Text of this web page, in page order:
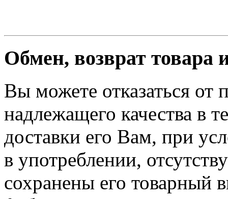
Обмен, возврат товара
Вы можете отказаться от
надлежащего качества в
доставки его Вам, при
в употреблении,
сохранены его товарный